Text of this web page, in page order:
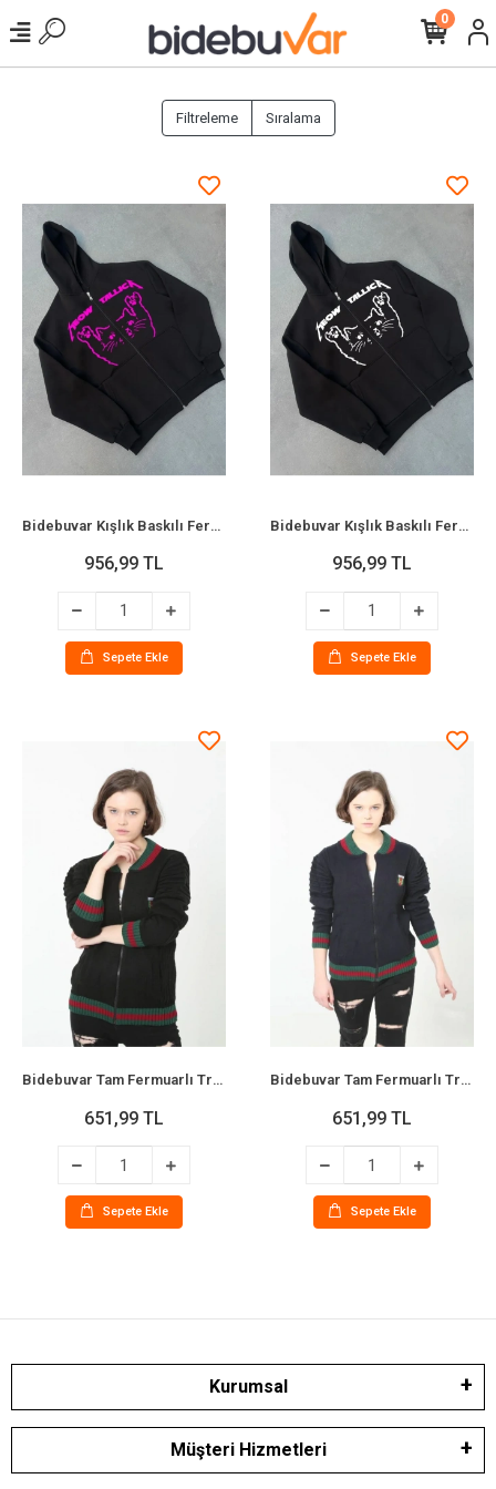
0
Filtreleme Sıralama
Bidebuvar Kışlık Baskılı Fermuarlı Kapüşonlu Hırka - Siyah
956,99 TL
Sepete Ekle
Bidebuvar Kışlık Baskılı Fermuarlı Kapüşonlu Hırka - Siyah
956,99 TL
Sepete Ekle
Bidebuvar Tam Fermuarlı Triko Hırka - Siyah
651,99 TL
Sepete Ekle
Bidebuvar Tam Fermuarlı Triko Hırka - Lacivert
651,99 TL
Sepete Ekle
Kurumsal
Müşteri Hizmetleri